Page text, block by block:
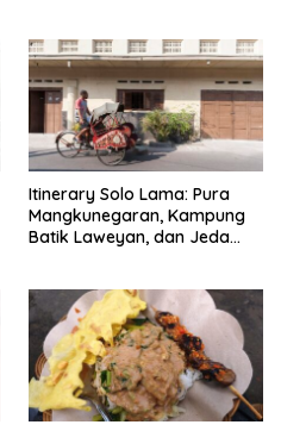
Itinerary Solo Lama: Pura
Mangkunegaran, Kampung
Batik Laweyan, dan Jeda